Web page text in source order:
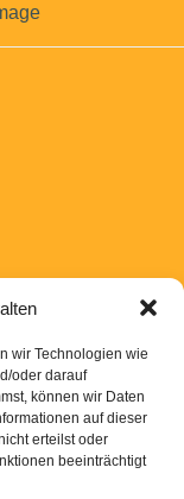
wir Technologien wie
oder darauf
können wir Daten
auf dieser
erteilst oder
beeinträchtigt
abzugeben.